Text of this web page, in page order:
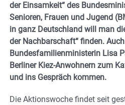
der Einsamkeit“ des
Senioren, Frauen und Jugend
in ganz Deutschland will man
der Nachbarschaft“ finden. Auch
Bundesfamilienministerin Lisa
Berliner Kiez-Anwohnern zum
und ins Gespräch kommen.
Die Aktionswoche findet seit